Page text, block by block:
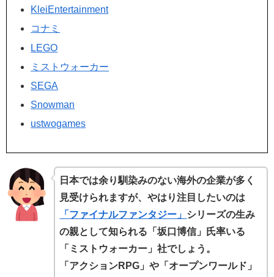
KleiEntertainment
コナミ
LEGO
ミストウォーカー
SEGA
Snowman
ustwogames
日本では余り馴染みのない海外の企業が多く
見受けられますが、やはり注目したいのは
「ファイナルファンタジー」 シリーズの生み
の親として知られる「坂口博信」氏率いる
「ミストウォーカー」社でしょう。
「アクションRPG」や「オープンワールド」